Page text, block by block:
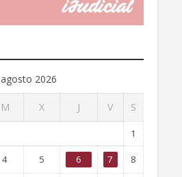
agosto 2026
M X J V S
1
4 5 6 7 8